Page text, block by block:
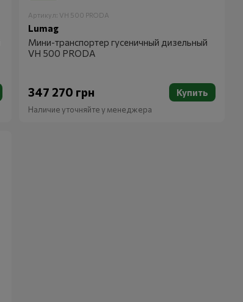
Артикул: VH 500 PRODA
Lumag
Мини-транспортер гусеничный дизельный
VH 500 PRODA
347 270 грн Купить
Наличие уточняйте у менеджера